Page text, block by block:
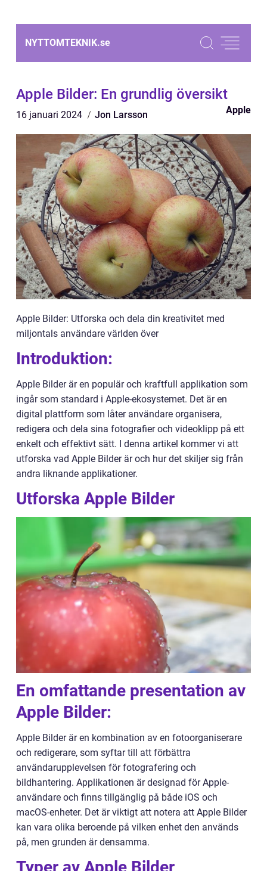
NYTTOMTEKNIK.se
Apple Bilder: En grundlig översikt
16 januari 2024 Jon Larsson Apple
Apple Bilder: Utforska och dela din kreativitet med
miljontals användare världen över
Introduktion:
Apple Bilder är en populär och kraftfull applikation som
ingår som standard i Apple-ekosystemet. Det är en
digital plattform som låter användare organisera,
redigera och dela sina fotografier och videoklipp på ett
enkelt och effektivt sätt. I denna artikel kommer vi att
utforska vad Apple Bilder är och hur det skiljer sig från
andra liknande applikationer.
Utforska Apple Bilder
En omfattande presentation av
Apple Bilder:
Apple Bilder är en kombination av en fotoorganiserare
och redigerare, som syftar till att förbättra
användarupplevelsen för fotografering och
bildhantering. Applikationen är designad för Apple-
användare och finns tillgänglig på både iOS och
macOS-enheter. Det är viktigt att notera att Apple Bilder
kan vara olika beroende på vilken enhet den används
på, men grunden är densamma.
Typer av Apple Bilder